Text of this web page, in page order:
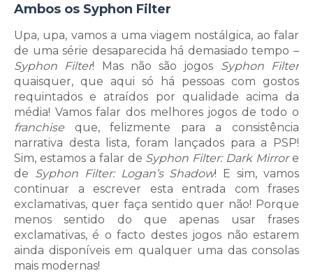
Ambos os Syphon Filter
Upa, upa, vamos a uma viagem nostálgica, ao falar
de uma série desaparecida há demasiado tempo –
Syphon Filter! Mas não são jogos Syphon Filter
quaisquer, que aqui só há pessoas com gostos
requintados e atraídos por qualidade acima da
média! Vamos falar dos melhores jogos de todo o
franchise que, felizmente para a consistência
narrativa desta lista, foram lançados para a PSP!
Sim, estamos a falar de Syphon Filter: Dark Mirrore
de Syphon Filter: Logan’s Shadow! E sim, vamos
continuar a escrever esta entrada com frases
exclamativas, quer faça sentido quer não! Porque
menos sentido do que apenas usar frases
exclamativas, é o facto destes jogos não estarem
ainda disponíveis em qualquer uma das consolas
mais modernas!